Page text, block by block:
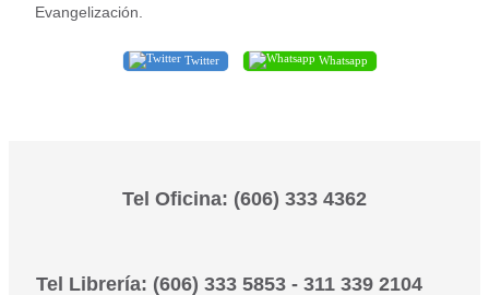
Evangelización.
Twitter Whatsapp
Tel Oficina: (606) 333 4362
Tel Librería: (606) 333 5853 - 311 339 2104